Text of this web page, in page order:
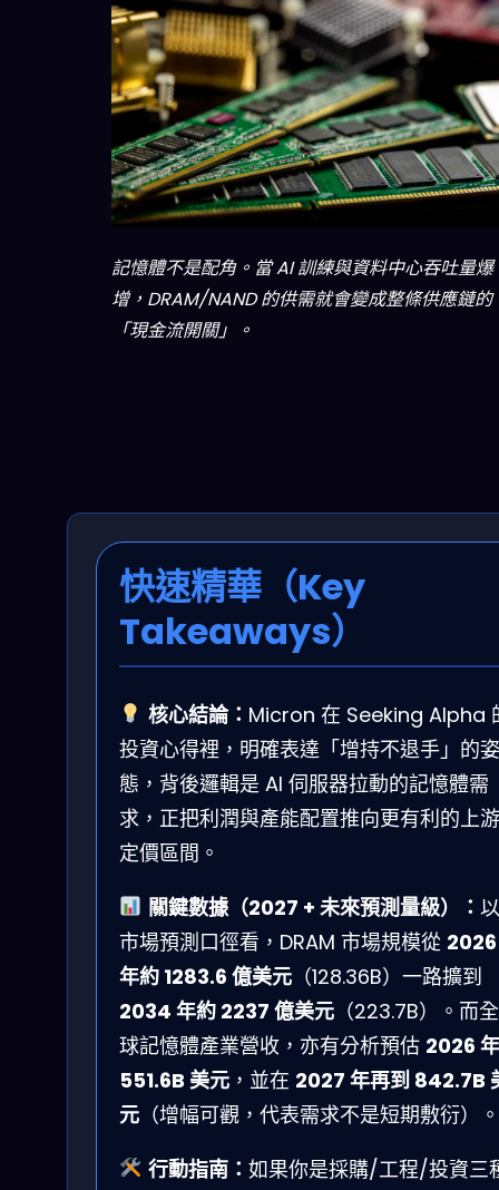
記憶體不是配角。當 AI 訓練與資料中心吞吐量爆
增，DRAM/NAND 的供需就會變成整條供應鏈的
「現金流開關」。
快速精華（Key
Takeaways）
核心結論： Micron 在 Seeking Alpha
投資心得裡，明確表達「增持不退手」的姿
態，背後邏輯是 AI 伺服器拉動的記憶體需
求，正把利潤與產能配置推向更有利的上游
定價區間。
關鍵數據（2027 + 未來預測量級）： 以
市場預測口徑看，DRAM 市場規模從 2026
年約 1283.6 億美元 （128.36B）一路擴到
2034 年約 2237 億美元 （223.7B）。而全
球記憶體產業營收，亦有分析預估 2026 年
551.6B 美元 ，並在 2027 年再到 842.7B
元 （增幅可觀，代表需求不是短期敷衍）。
行動指南： 如果你是採購/工程/投資三